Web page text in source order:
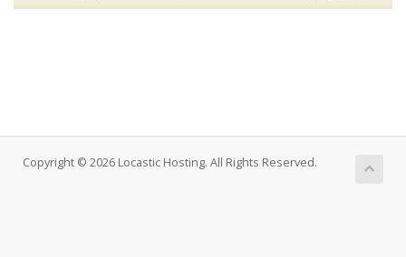
Copyright © 2026 Locastic Hosting. All Rights Reserved.